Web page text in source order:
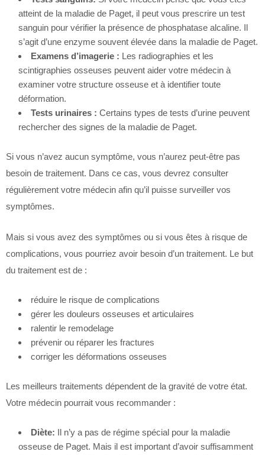
atteint de la maladie de Paget, il peut vous prescrire un test
sanguin pour vérifier la présence de phosphatase alcaline. Il
s’agit d’une enzyme souvent élevée dans la maladie de Paget.
Examens d’imagerie : Les radiographies et les
scintigraphies osseuses peuvent aider votre médecin à
examiner votre structure osseuse et à identifier toute
déformation.
Tests urinaires : Certains types de tests d’urine peuvent
rechercher des signes de la maladie de Paget.
Si vous n’avez aucun symptôme, vous n’aurez peut-être pas
besoin de traitement. Dans ce cas, vous devrez consulter
régulièrement votre médecin afin qu’il puisse surveiller vos
symptômes.
Mais si vous avez des symptômes ou si vous êtes à risque de
complications, vous pourriez avoir besoin d’un traitement. Le but
du traitement est de :
réduire le risque de complications
gérer les douleurs osseuses et articulaires
ralentir le remodelage
prévenir ou réparer les fractures
corriger les déformations osseuses
Les meilleurs traitements dépendent de la gravité de votre état.
Votre médecin pourrait vous recommander :
Diète: Il n’y a pas de régime spécial pour la maladie
osseuse de Paget. Mais il est important d’avoir suffisamment